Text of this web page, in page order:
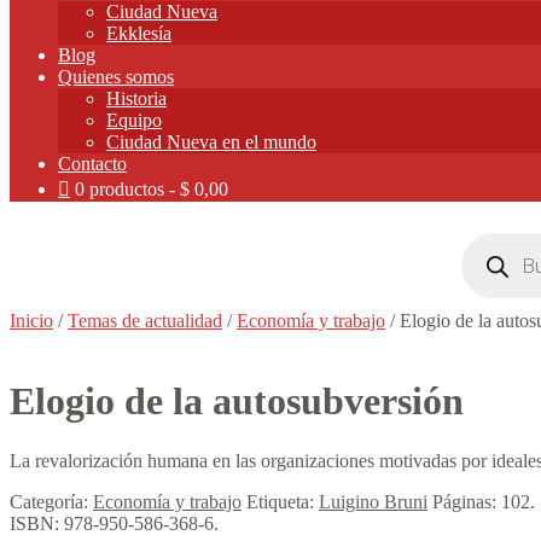
Ciudad Nueva
Ekklesía
Blog
Quienes somos
Historia
Equipo
Ciudad Nueva en el mundo
Contacto
0 productos
$ 0,00
productos
Inicio /Temas de actualidad /Economía y trabajo /Elogio de la
Elogio de la autosubversión
La revalorización humana en las organizaciones motivadas por
Categoría: Economía y trabajo Etiqueta: Luigino Bruni Páginas: 102.
ISBN: 978-950-586-368-6.